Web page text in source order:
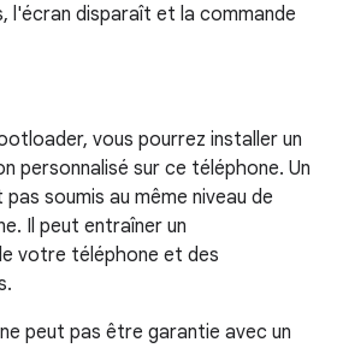
l'écran disparaît et la commande
vous pourrez installer un
personnalisé sur ce téléphone. Un
soumis au même niveau de
Il peut entraîner un
votre téléphone et des
peut pas être garantie avec un